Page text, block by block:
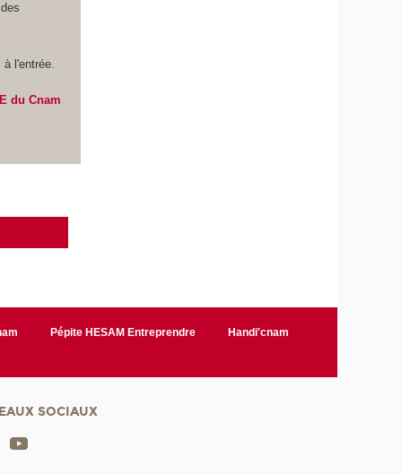
l'entrée.
du Cnam
Pépite HESAM Entreprendre
Handi'cnam
SOCIAUX